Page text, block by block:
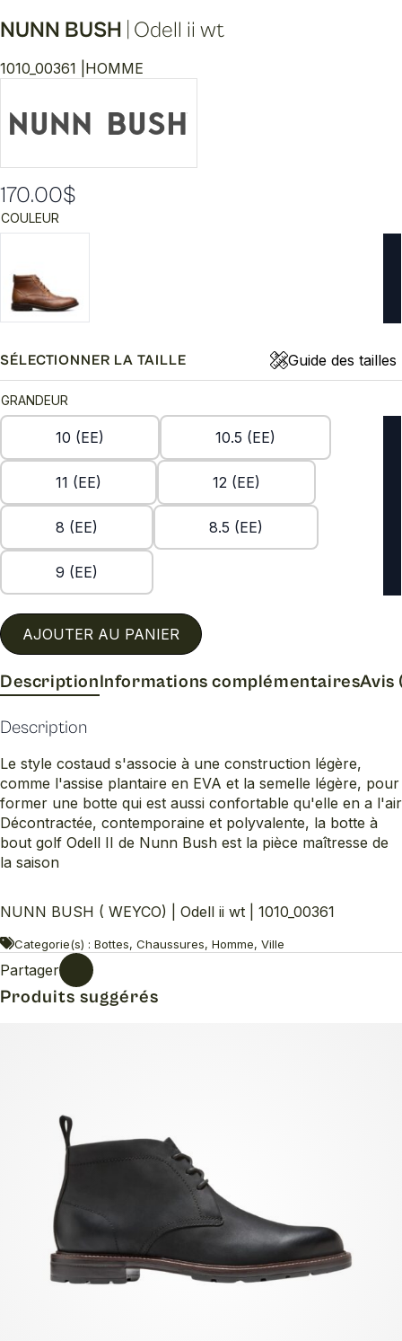
NUNN BUSH Odell ii wt
1010_00361 | HOMME
170.00$
COULEUR
SÉLECTIONNER LA TAILLE Guide des tailles
GRANDEUR
10 (EE) 10.5 (EE)
11 (EE) 12 (EE)
8 (EE) 8.5 (EE)
9 (EE)
AJOUTER AU PANIER
DescriptionInformations complémentairesAvis
Description
Le style costaud s'associe à une construction légère,
comme l'assise plantaire en EVA et la semelle légère, pour
former une botte qui est aussi confortable qu'elle en a l'air
Décontractée, contemporaine et polyvalente, la botte à
bout golf Odell II de Nunn Bush est la pièce maîtresse de
la saison
NUNN BUSH ( WEYCO) | Odell ii wt | 1010_00361
Categorie(s) : Bottes, Chaussures, Homme, Ville
Partager
Produits suggérés